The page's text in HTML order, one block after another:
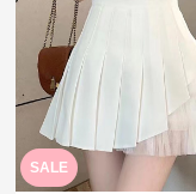
SALE